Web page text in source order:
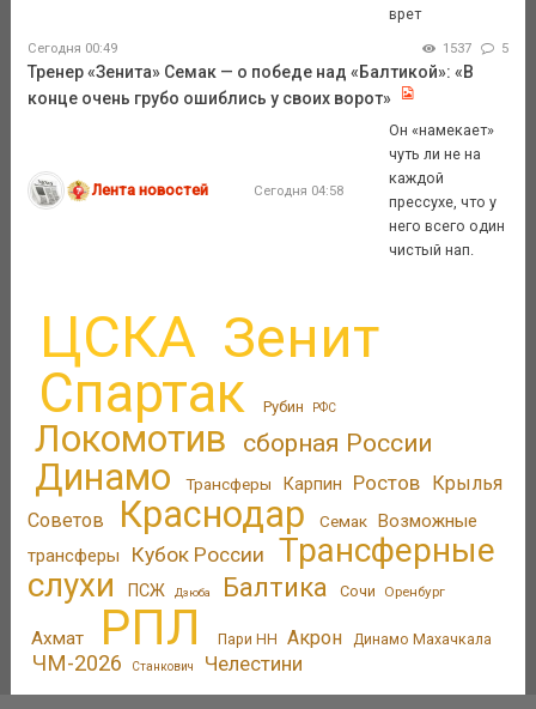
врет
Сегодня 00:49 1537 5
Тренер «Зенита» Семак — о победе над «Балтикой»: «В
конце очень грубо ошиблись у своих ворот»
Лента новостей Сегодня 04:58
Он «намекает»
чуть ли не на
каждой
прессухе, что у
него всего один
чистый нап.
ЦСКА Зенит
Спартак Рубин РФС
Локомотив сборная России
Динамо Трансферы Карпин Ростов Крылья
Советов
Краснодар Семак Возможные
трансферы
Кубок России
Трансферные
слухи
ПСЖ Дзюба Балтика Сочи Оренбург
Ахмат РПЛ Пари НН Акрон Динамо Махачкала
ЧМ-2026 Станкович Челестини